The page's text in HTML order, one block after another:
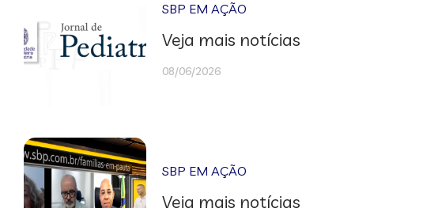
SBP EM AÇÃO
Veja mais notícias
08/06/2026
SBP EM AÇÃO
Veja mais notícias